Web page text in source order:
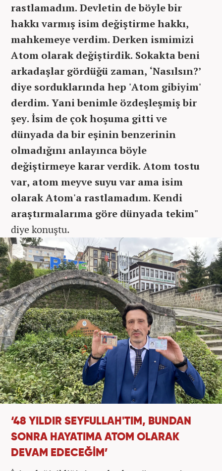
rastlamadım. Devletin de böyle bir
hakkı varmış isim değiştirme hakkı,
mahkemeye verdim. Derken ismimizi
Atom olarak değiştirdik. Sokakta beni
arkadaşlar gördüğü zaman, ‘Nasılsın?’
diye sorduklarında hep 'Atom gibiyim'
derdim. Yani benimle özdeşleşmiş bir
şey. İsim de çok hoşuma gitti ve
dünyada da bir eşinin benzerinin
olmadığını anlayınca böyle
değiştirmeye karar verdik. Atom tostu
var, atom meyve suyu var ama isim
olarak Atom'a rastlamadım. Kendi
araştırmalarıma göre dünyada tekim"
diye konuştu.
‘48 YILDIR SEYFULLAH'TIM, BUNDAN
SONRA HAYATIMA ATOM OLARAK
DEVAM EDECEĞİM’